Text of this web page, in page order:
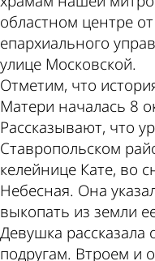
областном центре
епархиального
улице Московской.
Отметим, что
Матери началась 8
Рассказывают, что
Ставропольском
келейнице Кате, во
Небесная. Она
выкопать из земли
Девушка
подругам. Втроем и